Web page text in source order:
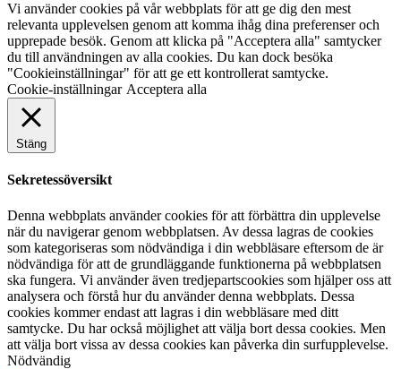
Vi använder cookies på vår webbplats för att ge dig den mest
relevanta upplevelsen genom att komma ihåg dina preferenser och
upprepade besök. Genom att klicka på "Acceptera alla" samtycker
du till användningen av alla cookies. Du kan dock besöka
"Cookieinställningar" för att ge ett kontrollerat samtycke.
Cookie-inställningar Acceptera alla
Stäng
Sekretessöversikt
Denna webbplats använder cookies för att förbättra din upplevelse
när du navigerar genom webbplatsen. Av dessa lagras de cookies
som kategoriseras som nödvändiga i din webbläsare eftersom de är
nödvändiga för att de grundläggande funktionerna på webbplatsen
ska fungera. Vi använder även tredjepartscookies som hjälper oss att
analysera och förstå hur du använder denna webbplats. Dessa
cookies kommer endast att lagras i din webbläsare med ditt
samtycke. Du har också möjlighet att välja bort dessa cookies. Men
att välja bort vissa av dessa cookies kan påverka din surfupplevelse.
Nödvändig